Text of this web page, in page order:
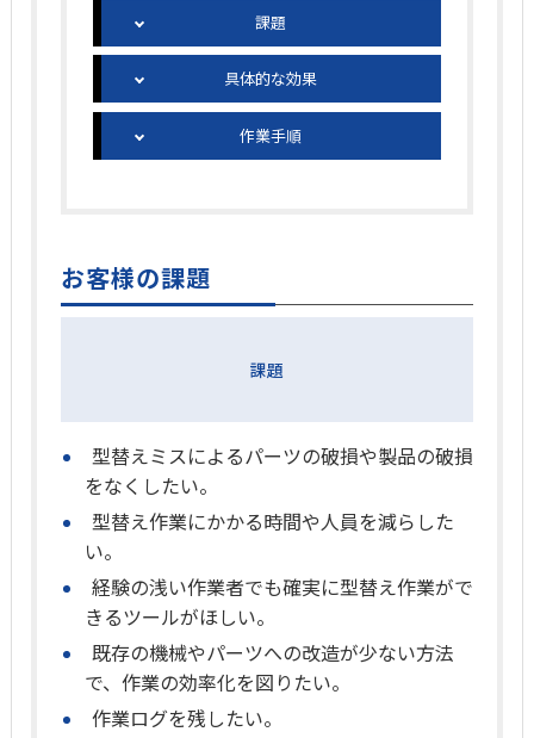
課題
具体的な効果
作業手順
お客様の課題
課題
型替えミスによるパーツの破損や製品の破損
をなくしたい。
型替え作業にかかる時間や人員を減らした
い。
経験の浅い作業者でも確実に型替え作業がで
きるツールがほしい。
既存の機械やパーツへの改造が少ない方法
で、作業の効率化を図りたい。
作業ログを残したい。